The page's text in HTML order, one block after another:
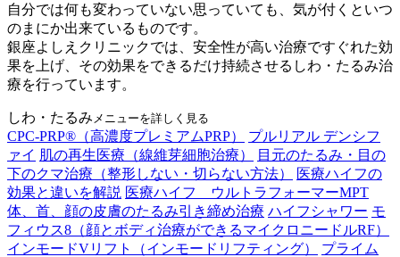
自分では何も変わっていない思っていても、気が付くといつ
のまにか出来ているものです。
銀座よしえクリニックでは、安全性が高い治療ですぐれた効
果を上げ、その効果をできるだけ持続させるしわ・たるみ治
療を行っています。
しわ・たるみ メニューを詳しく見る
CPC-PRP®（高濃度プレミアムPRP）
プルリアル デンシフ
ァイ 肌の再生医療（線維芽細胞治療）
目元のたるみ・目の
下のクマ治療（整形しない・切らない方法）
医療ハイフの
効果と違いを解説 医療ハイフ ウルトラフォーマーMPT
体、首、顔の皮膚のたるみ引き締め治療 ハイフシャワー モ
フィウス8（顔とボディ治療ができるマイクロニードルRF）
インモードVリフト（インモードリフティング）
プライム